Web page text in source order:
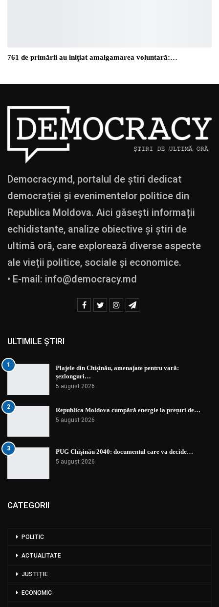
761 de primării au inițiat amalgamarea voluntară:…
Democracy.md, portalul de știri dedicat
democrației și evenimentelor politice din
Republica Moldova. Aici găsești informații
echidistante, analize obiective și știri de
ultimă oră, care explorează diverse aspecte
ale vieții politice, sociale și economice.
• E-mail: info@democracy.md
ULTIMILE ȘTIRI
1
Plajele din Chișinău, amenajate pentru vară:
șezlonguri…
5 august 2026
2 Republica Moldova cumpără energie la prețuri de…
5 august 2026
3 PUG Chișinău 2040: documentul care va decide…
5 august 2026
CATEGORII
POLITIC
ACTUALITATE
JUSTIȚIE
ECONOMIC